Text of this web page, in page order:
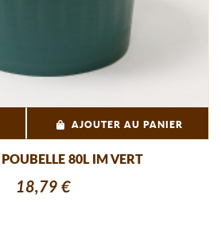
AJOUTER AU PANIER
80L IM VERT
18,79 €